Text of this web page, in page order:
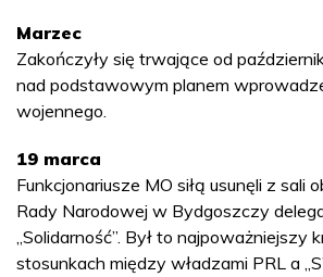
Marzec
Zakończyły się trwające od
nad podstawowym planem
wojennego.
19 marca
Funkcjonariusze MO siłą usunęli z sali
Rady Narodowej w Bydgoszczy
„Solidarność”. Był to najpoważniejszy
stosunkach między władzami PRL a